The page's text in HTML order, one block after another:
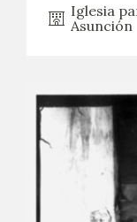
Iglesia
Asunción